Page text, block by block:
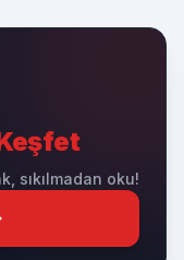
sıkılmadan oku!